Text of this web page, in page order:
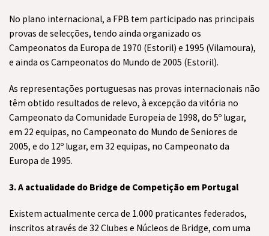
No plano internacional, a FPB tem participado nas principais
provas de selecções, tendo ainda organizado os
Campeonatos da Europa de 1970 (Estoril) e 1995 (Vilamoura),
e ainda os Campeonatos do Mundo de 2005 (Estoril).
As representações portuguesas nas provas internacionais não
têm obtido resultados de relevo, à excepção da vitória no
Campeonato da Comunidade Europeia de 1998, do 5º lugar,
em 22 equipas, no Campeonato do Mundo de Seniores de
2005, e do 12º lugar, em 32 equipas, no Campeonato da
Europa de 1995.
3. A actualidade do Bridge de Competição em Portugal
Existem actualmente cerca de 1.000 praticantes federados,
inscritos através de 32 Clubes e Núcleos de Bridge, com uma